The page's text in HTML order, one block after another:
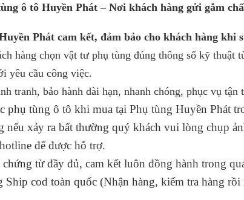
ô tô Huyền Phát – Nơi khách hàng gửi gắm
Phát cam kết, đảm bảo cho khách hàng khi
hàng chọn vật tư phụ tùng đúng thông số kỹ thuật
yêu cầu công việc.
tranh, bảo hành dài hạn, nhanh chóng, phục vụ tận
phụ tùng ô tô khi mua tại Phụ tùng Huyền Phát
nếu xảy ra bất thường quý khách vui lòng chụp
để được hỗ trợ.
từ đầy đủ, cam kết luôn đồng hành trong
Ship cod toàn quốc (Nhận hàng, kiểm tra hàng rồi